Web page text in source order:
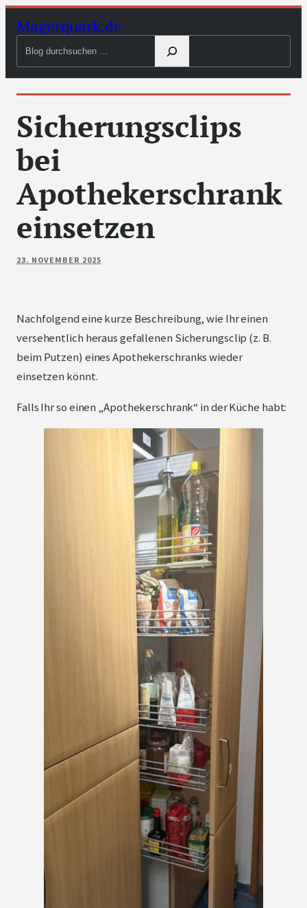
Zum
Inhalt
Magerquark.de
durchsuchen
Sicherungsclips
bei
Apothekerschrank
einsetzen
23. NOVEMBER 2025
Nachfolgend eine kurze Beschreibung, wie Ihr einen
versehentlich heraus gefallenen Sicherungsclip (z. B.
beim Putzen) eines Apothekerschranks wieder
einsetzen könnt.
Falls Ihr so einen „Apothekerschrank“ in der Küche habt: